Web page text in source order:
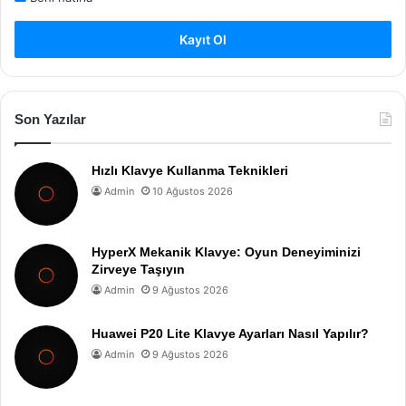
Kayıt Ol
Son Yazılar
Hızlı Klavye Kullanma Teknikleri
Admin 10 Ağustos 2026
HyperX Mekanik Klavye: Oyun Deneyiminizi
Zirveye Taşıyın
Admin 9 Ağustos 2026
Huawei P20 Lite Klavye Ayarları Nasıl Yapılır?
Admin 9 Ağustos 2026